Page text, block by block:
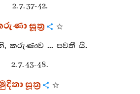
2. 7. 37-42.
සූත්‍ර
කරුණාව ... පවතී යි.
2. 7. 43-48.
සූත්‍ර